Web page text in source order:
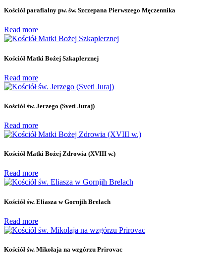
Kościół parafialny pw. św. Szczepana Pierwszego Męczennika
Read more
Kościół Matki Bożej Szkaplerznej
Read more
Kościół św. Jerzego (Sveti Juraj)
Read more
Kościół Matki Bożej Zdrowia (XVIII w.)
Read more
Kościół św. Eliasza w Gornjih Brelach
Read more
Kościół św. Mikołaja na wzgórzu Prirovac